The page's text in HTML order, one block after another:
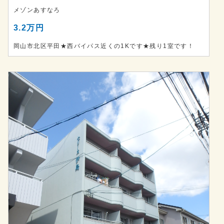
メゾンあすなろ
3.2万円
岡山市北区平田★西バイパス近くの1Kです★残り1室です！